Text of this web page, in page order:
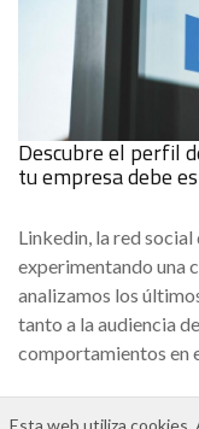
Descubre el perfil
tu empresa debe
Linkedin, la red
experimentando una
analizamos los
tanto a la audiencia
comportamientos en
Esta web utiliza cookies.